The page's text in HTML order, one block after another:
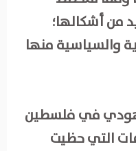
من أشكالها؛
والسياسية منها
في فلسطين
التي حظيت